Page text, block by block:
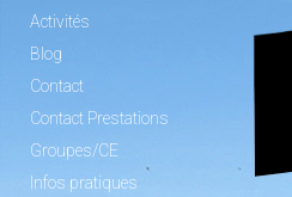
Activités
Blog
Contact
Contact Prestations
Groupes/CE
Infos pratiques